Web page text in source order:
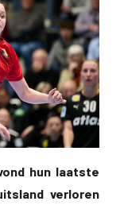
hun laatste
verloren